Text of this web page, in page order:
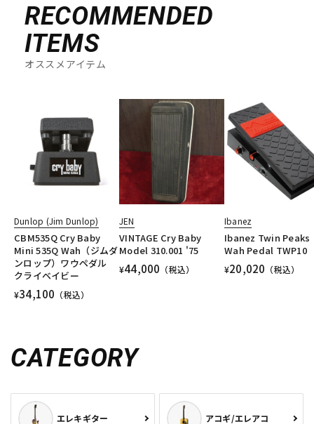
RECOMMENDED
ITEMS
オススメアイテム
Dunlop (Jim Dunlop)
CBM535Q Cry Baby
Mini 535Q Wah（ジムダ
ンロップ）ワウペダル
クライベイビー
¥34,100 （税込）
JEN
VINTAGE Cry Baby
Model 310.001 '75
¥44,000 （税込）
Ibanez
Ibanez Twin Peaks
Wah Pedal TWP10
¥20,020 （税込）
CATEGORY
エレキギター アコギ/エレアコ